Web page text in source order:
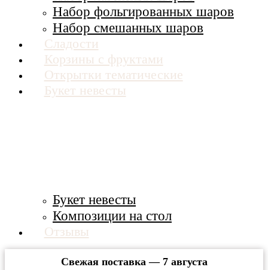
Набор фольгированных шаров
Набор смешанных шаров
Сладости
Корзины с фруктами
Открытки тематические
Букет невесты
Букет невесты
Композиции на стол
Отзывы
Свежая поставка — 7 августа